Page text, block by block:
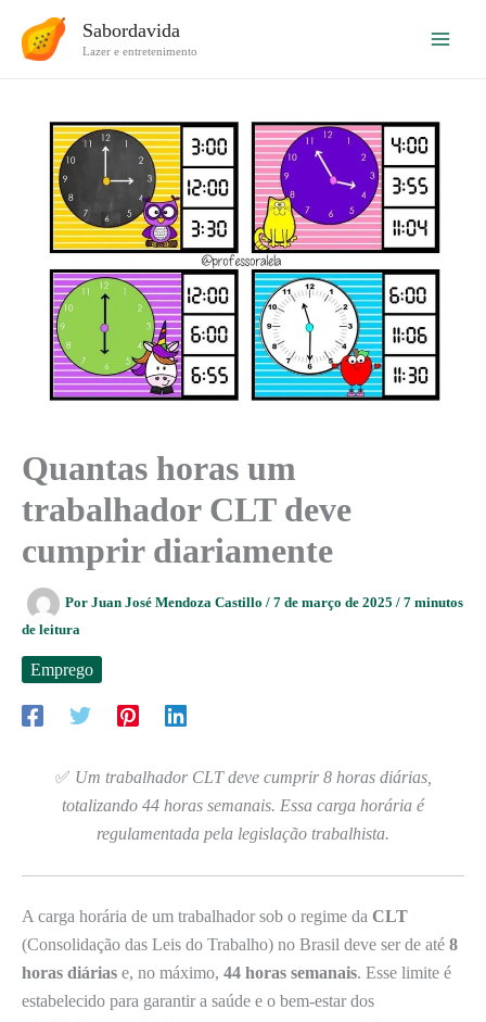
para
Sabordavida
Lazer e entretenimento
Quantas horas um
trabalhador CLT deve
cumprir diariamente
Por Juan José Mendoza Castillo / 7 de março de 2025 / 7 minutos
de leitura
Emprego
✅ Um trabalhador CLT deve cumprir 8 horas diárias,
totalizando 44 horas semanais. Essa carga horária é
regulamentada pela legislação trabalhista.
A carga horária de um trabalhador sob o regime da CLT
(Consolidação das Leis do Trabalho) no Brasil deve ser de até 8
horas diárias e, no máximo, 44 horas semanais. Esse limite é
estabelecido para garantir a saúde e o bem-estar dos